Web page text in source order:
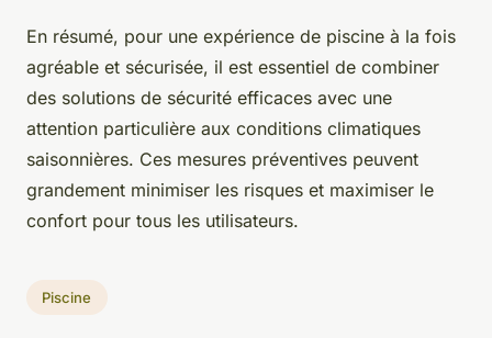
En résumé, pour une expérience de piscine à la fois
agréable et sécurisée, il est essentiel de combiner
des solutions de sécurité efficaces avec une
attention particulière aux conditions climatiques
saisonnières. Ces mesures préventives peuvent
grandement minimiser les risques et maximiser le
confort pour tous les utilisateurs.
Piscine